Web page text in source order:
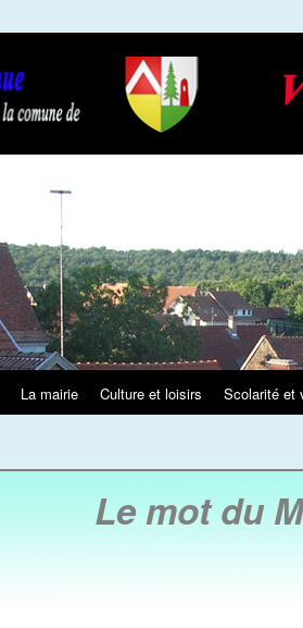
La mairie Culture et loisirs Scolarité et
Le mot du